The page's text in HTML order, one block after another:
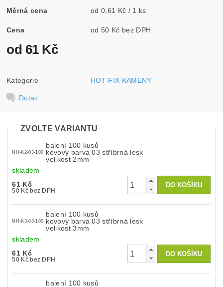
Měrná cena od 0,61 Kč / 1 ks
Cena od 50 Kč bez DPH
od 61 Kč
Kategorie HOT-FIX KAMENY
Dotaz
ZVOLTE VARIANTU
NH-K2-03-100
balení 100 kusů
kovový barva 03 stříbrná lesk
velikost 2mm
skladem
61 Kč
50 Kč bez DPH
NH-K3-03-100
balení 100 kusů
kovový barva 03 stříbrná lesk
velikost 3mm
skladem
61 Kč
50 Kč bez DPH
balení 100 kusů